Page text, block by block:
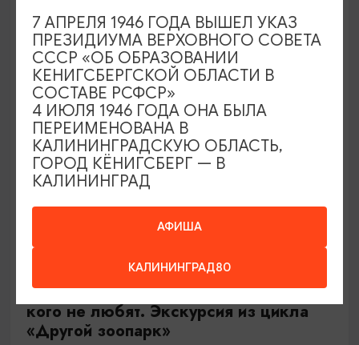
ОТ 500₽
Тайны панциря и чешуи или о тех,
кого не любят. Экскурсия из цикла
«Другой зоопарк»
АФИША
КАЛИНИНГРАД80
7 АПРЕЛЯ 1946 ГОДА ВЫШЕЛ УКАЗ
ПРЕЗИДИУМА ВЕРХОВНОГО СОВЕТА
СССР «ОБ ОБРАЗОВАНИИ
КЕНИГСБЕРГСКОЙ ОБЛАСТИ В
СОСТАВЕ РСФСР»
4 ИЮЛЯ 1946 ГОДА ОНА БЫЛА
ПЕРЕИМЕНОВАНА В
КАЛИНИНГРАДСКУЮ ОБЛАСТЬ,
ГОРОД КЁНИГСБЕРГ — В
КАЛИНИНГРАД